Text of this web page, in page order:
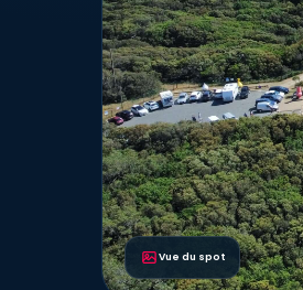
Vue du spot